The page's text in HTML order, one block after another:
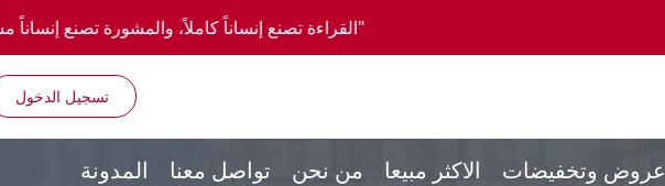
"القراءة تصنع إنساناً كاملاً، والمشورة تصنع إنساناً مستعداً، والكتابة تصنع
تسجيل الدخول
المدونة تواصل معنا من نحن الاكثر مبيعا عروض وتخفيضات